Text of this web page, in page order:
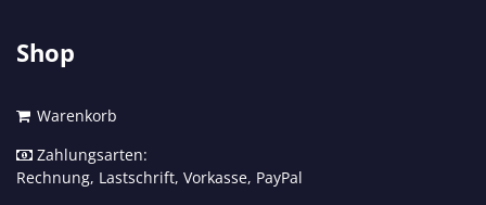
Shop
Warenkorb
Zahlungsarten:
Rechnung, Lastschrift, Vorkasse, PayPal